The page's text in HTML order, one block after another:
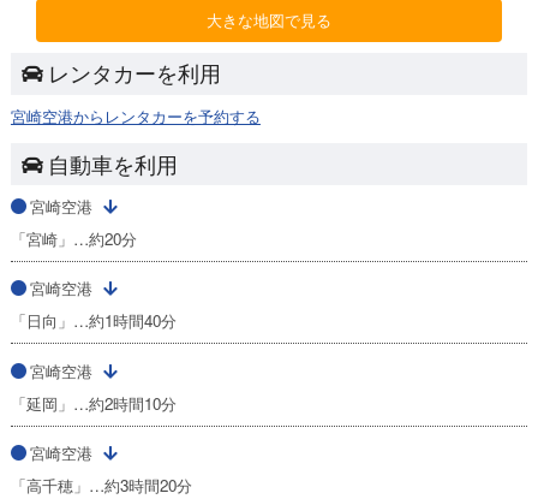
大きな地図で見る
レンタカーを利用
宮崎空港からレンタカーを予約する
自動車を利用
宮崎空港
「宮崎」…約20分
宮崎空港
「日向」…約1時間40分
宮崎空港
「延岡」…約2時間10分
宮崎空港
「高千穂」…約3時間20分